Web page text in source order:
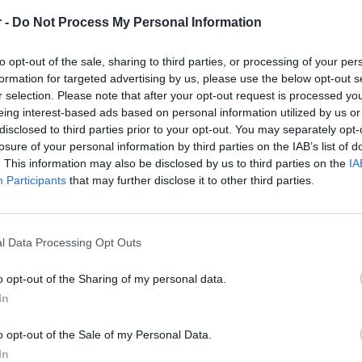
- Do Not Process My Personal Information
opt-out of the sale, sharing to third parties, or processing of your
for targeted advertising by us, please use the below opt-out
selection. Please note that after your opt-out request is processed
interest-based ads based on personal information utilized by us
to third parties prior to your opt-out. You may separately
of your personal information by third parties on the IAB’s list of
This information may also be disclosed by us to third parties on the
Participants that may further disclose it to other third parties.
Data Processing Opt Outs
opt-out of the Sharing of my personal data.
opt-out of the Sale of my Personal Data.
πληροφοριών για τις υπηρεσίες και τις παροχές του
Στενή συνεργασία με άλλα τμήματα για την ομαλή
Άμεση και αποτελεσματική αντιμετώπιση
Λειτουργία ως ενδιάμεσος μεταξύ πελατών και
προβλημάτων.
Επαγγελματική και ευγενική ανταπόκριση σε
Πρόβλεψη και ικανοποίηση των αναγκών των
τους.
Παρακολούθηση σχολίων και αξιολογήσεων
Διατήρηση σαφούς και ανοιχτής επικοινωνίας με τα
Συντονισμός με τα τμήματα housekeeping,
Διαχείριση έκτακτων περιστατικών ή κρίσεων,
Συμμόρφωση με όλες τις πολιτικές και διαδικασίες